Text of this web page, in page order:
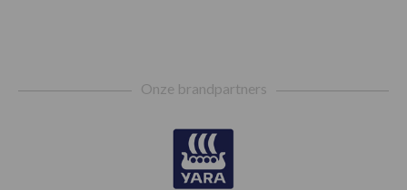
Onze brandpartners